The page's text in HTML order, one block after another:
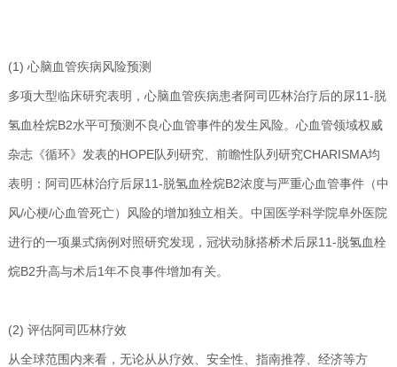
(1) 心脑血管疾病风险预测
多项大型临床研究表明，心脑血管疾病患者阿司匹林治疗后的尿11-脱
氢血栓烷B2水平可预测不良心血管事件的发生风险。心血管领域权威
杂志《循环》发表的HOPE队列研究、前瞻性队列研究CHARISMA均
表明：阿司匹林治疗后尿11-脱氢血栓烷B2浓度与严重心血管事件（中
风/心梗/心血管死亡）风险的增加独立相关。中国医学科学院阜外医院
进行的一项巢式病例对照研究发现，冠状动脉搭桥术后尿11-脱氢血栓
烷B2升高与术后1年不良事件增加有关。
(2) 评估阿司匹林疗效
从全球范围内来看，无论从从疗效、安全性、指南推荐、经济等方